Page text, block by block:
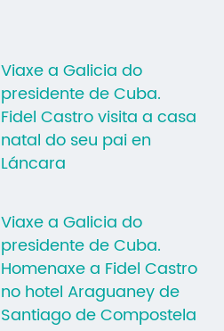
Viaxe a Galicia do
presidente de Cuba.
Fidel Castro visita a casa
natal do seu pai en
Láncara
Viaxe a Galicia do
presidente de Cuba.
Homenaxe a Fidel Castro
no hotel Araguaney de
Santiago de Compostela